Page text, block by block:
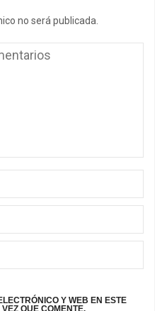
no será publicada.
Y WEB EN ESTE
QUE COMENTE.